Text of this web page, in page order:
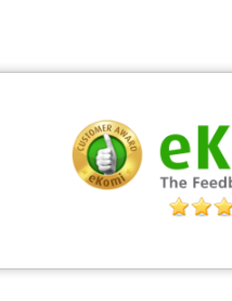
Accesați ofertele exclusive